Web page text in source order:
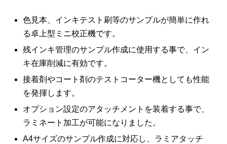
色見本、インキテスト刷等のサンプルが簡単に作れ
る卓上型ミニ校正機です。
残インキ管理のサンプル作成に使用する事で、イン
キ在庫削減に有効です。
接着剤やコート剤のテストコーター機としても性能
を発揮します。
オプション設定のアタッチメントを装着する事で、
ラミネート加工が可能になりました。
A4サイズのサンプル作成に対応し、ラミアタッチ